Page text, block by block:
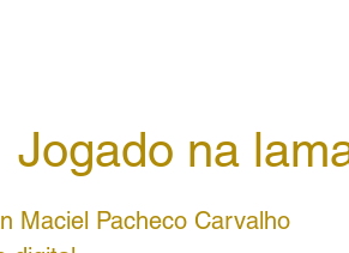
Jogado na
Maciel Pacheco Carvalho